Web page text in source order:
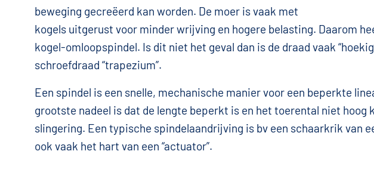
beweging gecreëerd kan worden. De moer is vaak met
kogels uitgerust voor minder wrijving en hogere belasting. Daarom
kogel-omloopspindel. Is dit niet het geval dan is de draad vaak
schroefdraad “trapezium”.
Een spindel is een snelle, mechanische manier voor een beperkte
grootste nadeel is dat de lengte beperkt is en het toerental niet hoog
slingering. Een typische spindelaandrijving is bv een schaarkrik van
ook vaak het hart van een “actuator”.